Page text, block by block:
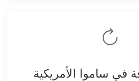
في ساموا الأمريكية